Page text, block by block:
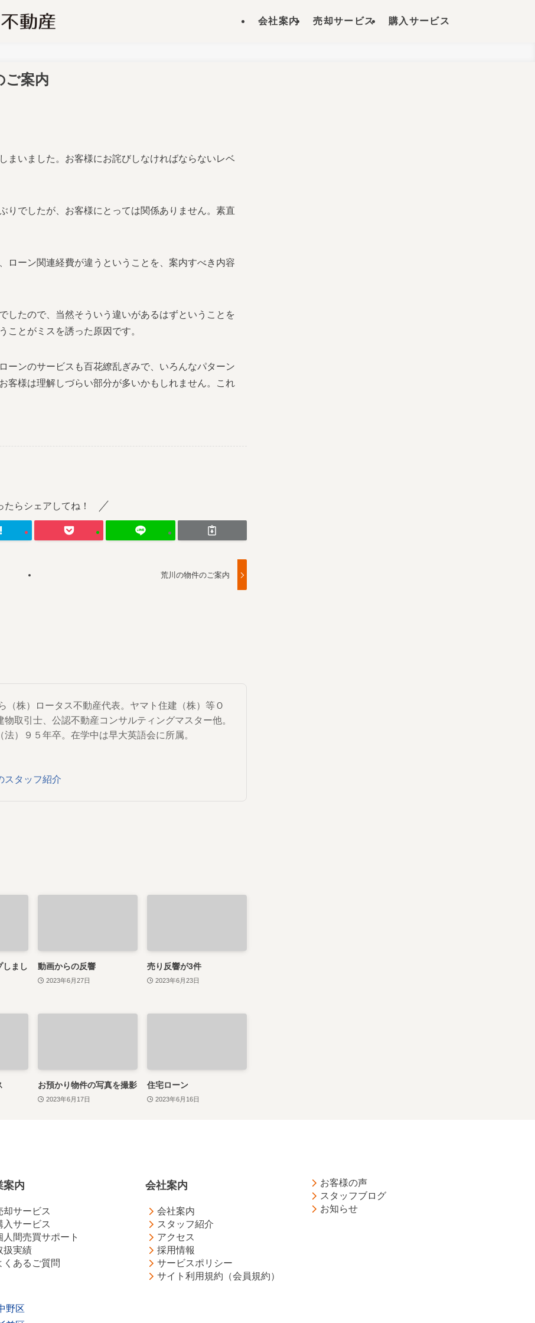
会社案内 売却サービス 購入サービス
ご案内
まいました。お客様にお詫びしなければならないレベ
りでしたが、お客様にとっては関係ありません。素直
ローン関連経費が違うということを、案内すべき内容
したので、当然そういう違いがあるはずということを
ことがミスを誘った原因です。
ーンのサービスも百花繚乱ぎみで、いろんなパターン
客様は理解しづらい部分が多いかもしれません。これ
たらシェアしてね！
荒川の物件のご案内
（株）ロータス不動産代表。ヤマト住建（株）等Ｏ
物取引士、公認不動産コンサルティングマスター他。
法）９５年卒。在学中は早大英語会に所属。
スタッフ紹介
しまし
動画からの反響
2023年6月27日
売り反響が3件
2023年6月23日
お預かり物件の写真を撮影
2023年6月17日
住宅ローン
2023年6月16日
案内
却サービス
入サービス
人間売買サポート
扱実績
くあるご質問
会社案内
会社案内
スタッフ紹介
アクセス
採用情報
サービスポリシー
サイト利用規約（会員規約）
お客様の声
スタッフブログ
お知らせ
野区